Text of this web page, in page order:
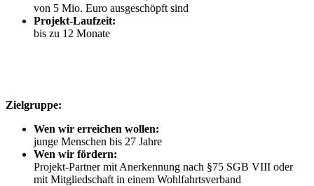
von 5 Mio. Euro ausgeschöpft sind
Projekt-Laufzeit:
bis zu 12 Monate
Zielgruppe:
Wen wir erreichen wollen:
junge Menschen bis 27 Jahre
Wen wir fördern:
Projekt-Partner mit Anerkennung nach §75 SGB VIII oder
mit Mitgliedschaft in einem Wohlfahrtsverband